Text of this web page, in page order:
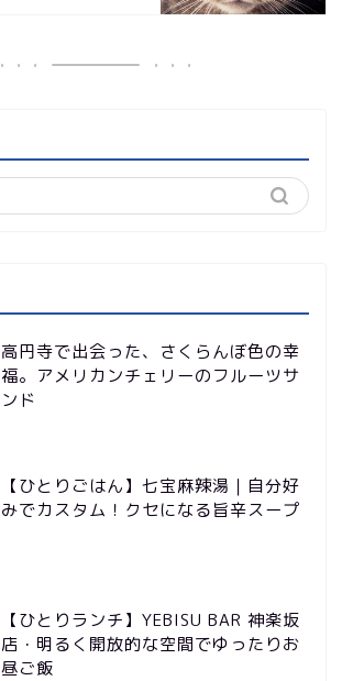
高円寺で出会った、さくらんぼ色の幸
福。アメリカンチェリーのフルーツサ
ンド
【ひとりごはん】七宝麻辣湯｜自分好
みでカスタム！クセになる旨辛スープ
【ひとりランチ】YEBISU BAR 神楽坂
店・明るく開放的な空間でゆったりお
昼ご飯